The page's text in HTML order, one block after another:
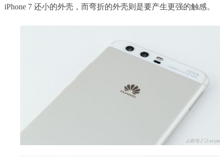
iPhone 7 还小的外壳，而弯折的外壳则是要产生更强的触感。